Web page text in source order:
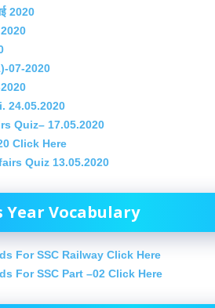
2020
2020
07-2020
24.05.2020
Quiz– 17.05.2020
Click Here
Quiz 13.05.2020
Year Vocabulary
For SSC Railway Click Here
For SSC Part –02 Click Here